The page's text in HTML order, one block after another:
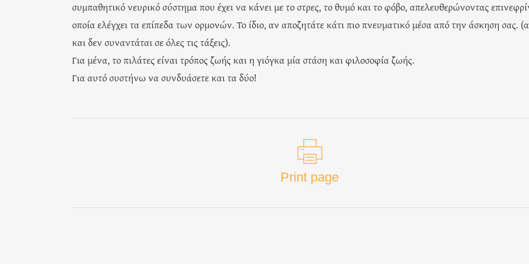
συμπαθητικό νευρικό σύστημα που έχει να κάνει με το στρες, το θυμό και το φόβο, απελευθερώνοντας
οποία ελέγχει τα επίπεδα των ορμονών. Το ίδιο, αν αποζητάτε κάτι πιο πνευματικό μέσα από την άσκηση σας.
και δεν συναντάται σε όλες τις τάξεις).
Για μένα, το πιλάτες είναι τρόπος ζωής και η γιόγκα μία στάση και φιλοσοφία ζωής.
Για αυτό συστήνω να συνδυάσετε και τα δύο!
Print page